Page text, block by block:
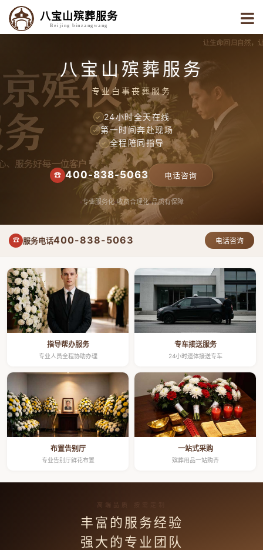
八宝山殡葬服务
Beijing binzangwang
八宝山殡葬服务
专业白事丧葬服务
✓ 24小时全天在线
✓ 第一时间奔赴现场
✓ 全程陪同指导
☎ 400-838-5063 电话咨询
专业服务化 收费合理化 品质有保障
☎ 服务电话400-838-5063 电话咨询
指导帮办服务
专业人员全程协助办理
专车接送服务
24小时遗体接送专车
布置告别厅
专业告别厅鲜花布置
一站式采购
殡葬用品一站购齐
高端品质 按需定制
丰富的服务经验
强大的专业团队